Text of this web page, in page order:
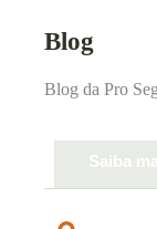
Blog
Blog da Pro
Saiba